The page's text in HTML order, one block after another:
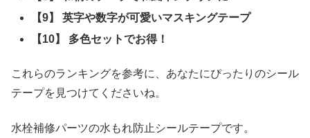
【9】 英字や数字が可愛いマスキングテープ
【10】 多色セットでお得！
これらのランキングを参考に、あなたにぴったりのシール
テープを見つけてくださいね。
水栓補修パーツの水もれ防止シールテープです。